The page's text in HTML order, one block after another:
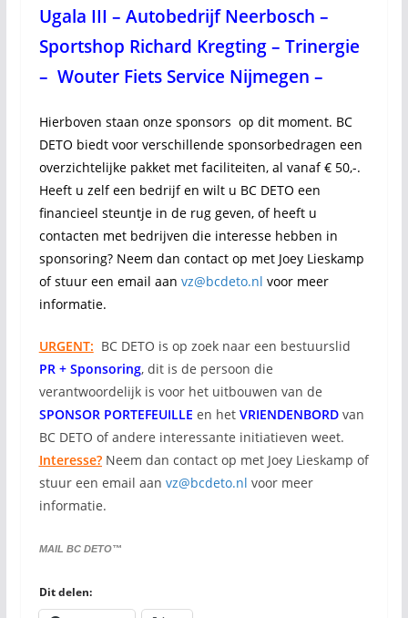
Ugala III – Autobedrijf Neerbosch –
Sportshop Richard Kregting– Trinergie
– Wouter Fiets Service Nijmegen –
Hierboven staan onze sponsors op dit moment. BC
DETO biedt voor verschillende sponsorbedragen een
overzichtelijke pakket met faciliteiten, al vanaf € 50,-.
Heeft u zelf een bedrijf en wilt u BC DETO een
financieel steuntje in de rug geven, of heeft u
contacten met bedrijven die interesse hebben in
sponsoring? Neem dan contact op met Joey Lieskamp
of stuur een email aan vz@bcdeto.nl voor meer
informatie.
URGENT: BC DETO is op zoek naar een bestuurslid
PR + Sponsoring, dit is de persoon die
verantwoordelijk is voor het uitbouwen van de
SPONSOR PORTEFEUILLE en het VRIENDENBORD van
BC DETO of andere interessante initiatieven weet.
Interesse?Neem dan contact op met Joey Lieskamp of
stuur een email aan vz@bcdeto.nl voor meer
informatie.
MAIL BC DETO™
Dit delen: